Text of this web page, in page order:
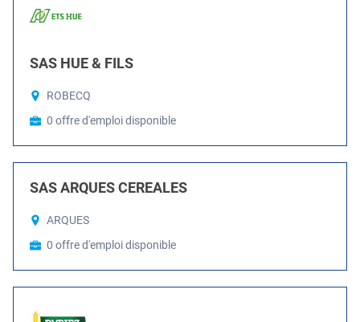
SAS HUE & FILS
ROBECQ
0 offre d'emploi disponible
SAS ARQUES CEREALES
ARQUES
0 offre d'emploi disponible